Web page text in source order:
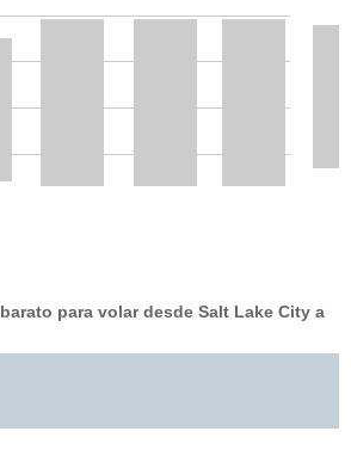
para volar desde Salt Lake City a